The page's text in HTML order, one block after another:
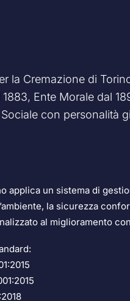
la Cremazione di
Ente Morale dal
con personalità
applica un sistema di
la sicurezza
al miglioramento